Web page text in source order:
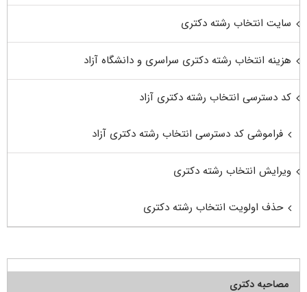
سایت انتخاب رشته دکتری
هزینه انتخاب رشته دکتری سراسری و دانشگاه آزاد
کد دسترسی انتخاب رشته دکتری آزاد
فراموشی کد دسترسی انتخاب رشته دکتری آزاد
ویرایش انتخاب رشته دکتری
حذف اولویت انتخاب رشته دکتری
مصاحبه دکتری